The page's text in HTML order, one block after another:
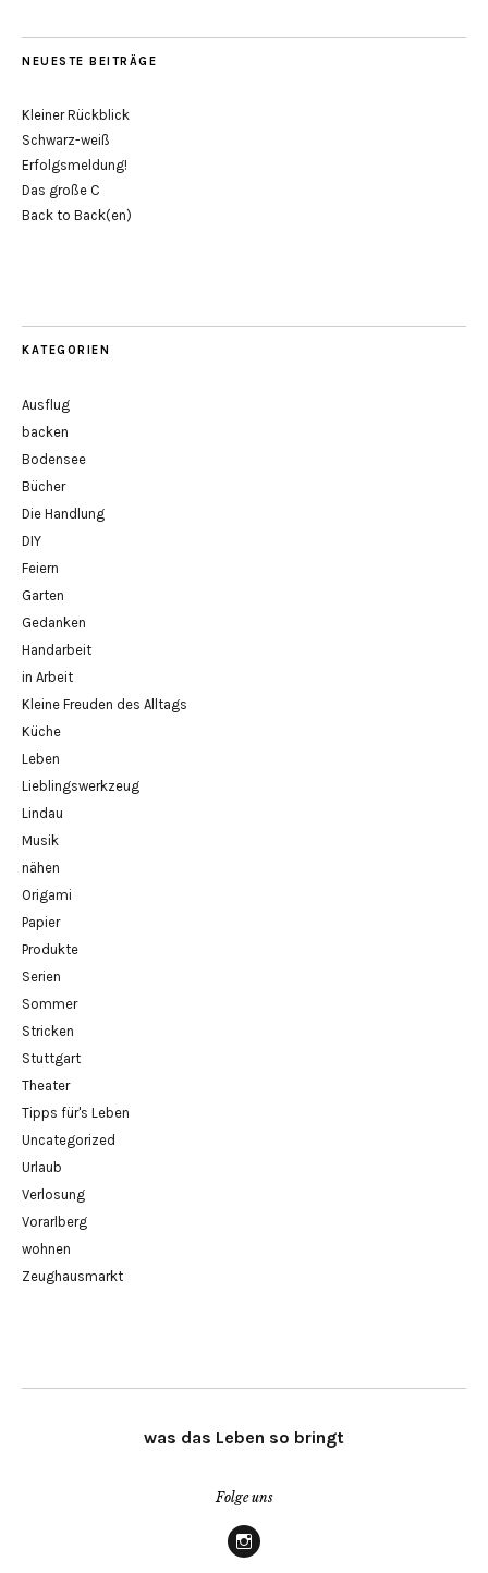
NEUESTE BEITRÄGE
Kleiner Rückblick
Schwarz-weiß
Erfolgsmeldung!
Das große C
Back to Back(en)
KATEGORIEN
Ausflug
backen
Bodensee
Bücher
Die Handlung
DIY
Feiern
Garten
Gedanken
Handarbeit
in Arbeit
Kleine Freuden des Alltags
Küche
Leben
Lieblingswerkzeug
Lindau
Musik
nähen
Origami
Papier
Produkte
Serien
Sommer
Stricken
Stuttgart
Theater
Tipps für's Leben
Uncategorized
Urlaub
Verlosung
Vorarlberg
wohnen
Zeughausmarkt
was das Leben so bringt
Folge uns